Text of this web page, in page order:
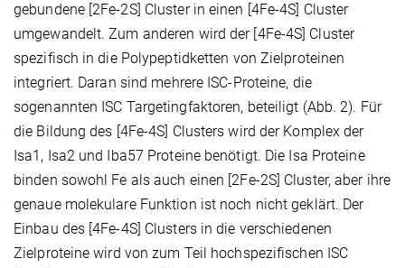
gebundene [2Fe-2S] Cluster in einen [4Fe-4S] Cluster
umgewandelt. Zum anderen wird der [4Fe-4S] Cluster
spezifisch in die Polypeptidketten von Zielproteinen
integriert. Daran sind mehrere ISC-Proteine, die
sogenannten ISC Targetingfaktoren, beteiligt (Abb. 2). Für
die Bildung des [4Fe-4S] Clusters wird der Komplex der
Isa1, Isa2 und Iba57 Proteine benötigt. Die Isa Proteine
binden sowohl Fe als auch einen [2Fe-2S] Cluster, aber ihre
genaue molekulare Funktion ist noch nicht geklärt. Der
Einbau des [4Fe-4S] Clusters in die verschiedenen
Zielproteine wird von zum Teil hochspezifischen ISC